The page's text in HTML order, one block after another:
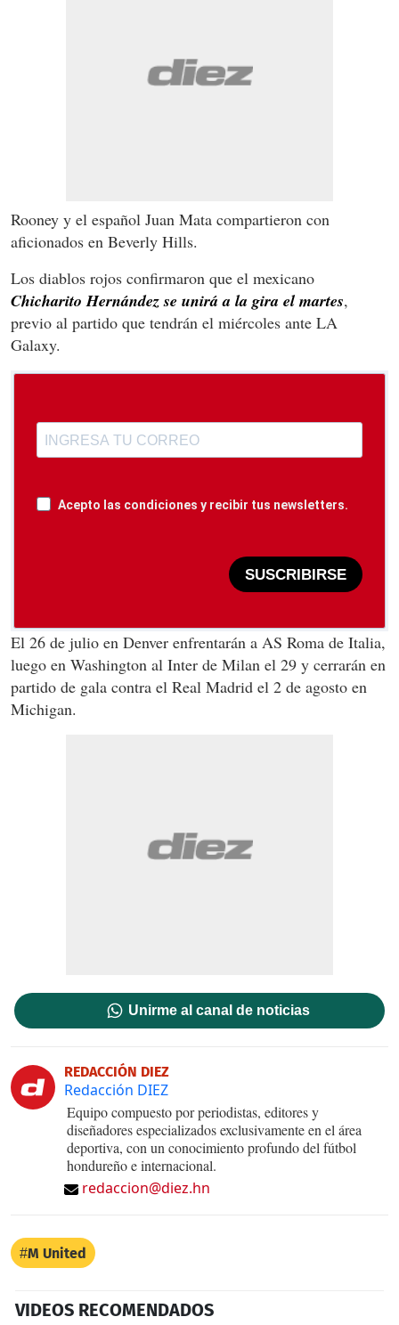
Rooney y el español Juan Mata compartieron con
aficionados en Beverly Hills.
Los diablos rojos confirmaron que el mexicano
Chicharito Hernández se unirá a la gira el martes,
previo al partido que tendrán el miércoles ante LA
Galaxy.
Acepto las condiciones y recibir tus newsletters.
SUSCRIBIRSE
El 26 de julio en Denver enfrentarán a AS Roma de Italia,
luego en Washington al Inter de Milan el 29 y cerrarán en
partido de gala contra el Real Madrid el 2 de agosto en
Michigan.
Unirme al canal de noticias
REDACCIÓN DIEZ
Redacción DIEZ
Equipo compuesto por periodistas, editores y
diseñadores especializados exclusivamente en el área
deportiva, con un conocimiento profundo del fútbol
hondureño e internacional.
redaccion@diez.hn
M United
VIDEOS RECOMENDADOS